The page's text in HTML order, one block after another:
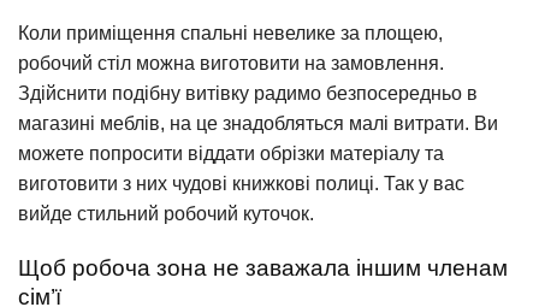
Коли приміщення спальні невелике за площею,
робочий стіл можна виготовити на замовлення.
Здійснити подібну витівку радимо безпосередньо в
магазині меблів, на це знадобляться малі витрати. Ви
можете попросити віддати обрізки матеріалу та
виготовити з них чудові книжкові полиці. Так у вас
вийде стильний робочий куточок.
Щоб робоча зона не заважала іншим членам
сім’ї